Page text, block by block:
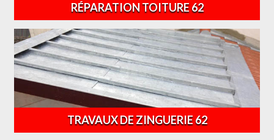
RÉPARATION TOITURE 62
TRAVAUX DE ZINGUERIE 62